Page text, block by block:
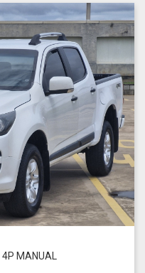
MANUAL